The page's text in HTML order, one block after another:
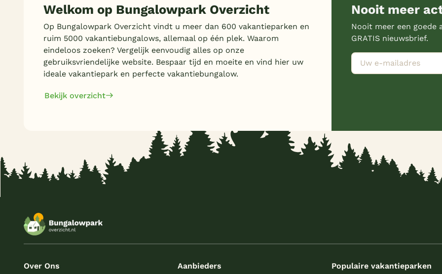
Welkom op Bungalowpark Overzicht
Op Bungalowpark Overzicht vindt u meer dan 600 vakantieparken en
ruim 5000 vakantiebungalows, allemaal op één plek. Waarom
eindeloos zoeken? Vergelijk eenvoudig alles op onze
gebruiksvriendelijke website. Bespaar tijd en moeite en vind hier uw
ideale vakantiepark en perfecte vakantiebungalow.
Bekijk overzicht
Nooit meer
Nooit meer een goede
GRATIS nieuwsbrief.
Over Ons
Aanbieders
Populaire vakantieparken